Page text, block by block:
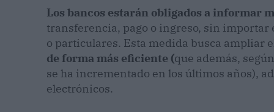
Los bancos estarán obligados a informar
transferencia, pago o ingreso, sin
o particulares. Esta medida busca ampliar
de forma más eficiente (que además,
se ha incrementado en los últimos años),
electrónicos.